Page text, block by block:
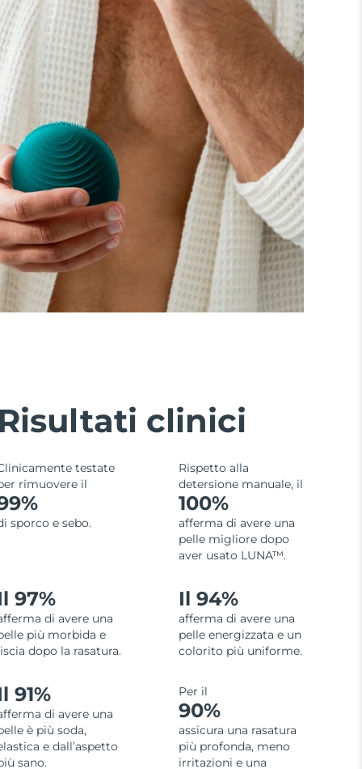
clinici
testate
rimuovere il
sporco e sebo.
Rispetto alla
detersione manuale, il
100%
afferma di avere una
pelle migliore dopo
aver usato LUNA™.
97%
di avere una
più morbida e
dopo la rasatura.
Il 94%
afferma di avere una
pelle energizzata e un
colorito più uniforme.
91%
di avere una
è più soda,
e dall’aspetto
sano.
Per il
90%
assicura una rasatura
più profonda, meno
irritazioni e una